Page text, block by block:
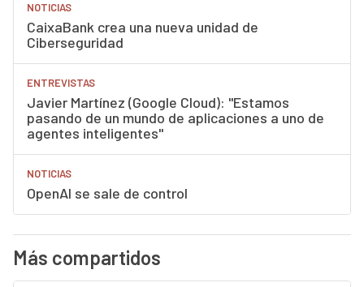
NOTICIAS
CaixaBank crea una nueva unidad de
Ciberseguridad
ENTREVISTAS
Javier Martínez (Google Cloud): "Estamos
pasando de un mundo de aplicaciones a uno de
agentes inteligentes"
NOTICIAS
OpenAI se sale de control
Más compartidos